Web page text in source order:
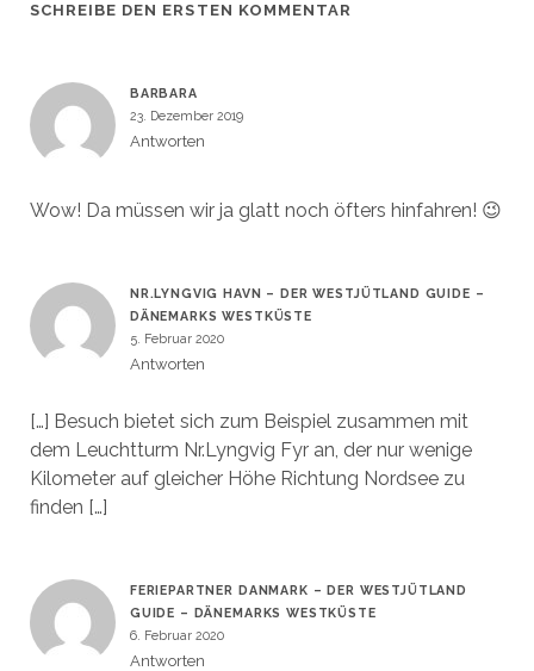
SCHREIBE DEN ERSTEN KOMMENTAR
BARBARA
23. Dezember 2019
Antworten
Wow! Da müssen wir ja glatt noch öfters hinfahren! 😉
NR.LYNGVIG HAVN – DER WESTJÜTLAND GUIDE –
DÄNEMARKS WESTKÜSTE
5. Februar 2020
Antworten
[…] Besuch bietet sich zum Beispiel zusammen mit
dem Leuchtturm Nr.Lyngvig Fyr an, der nur wenige
Kilometer auf gleicher Höhe Richtung Nordsee zu
finden […]
FERIEPARTNER DANMARK – DER WESTJÜTLAND
GUIDE – DÄNEMARKS WESTKÜSTE
6. Februar 2020
Antworten